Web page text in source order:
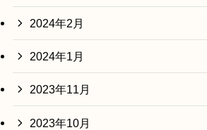
2024年2月
2024年1月
2023年11月
2023年10月